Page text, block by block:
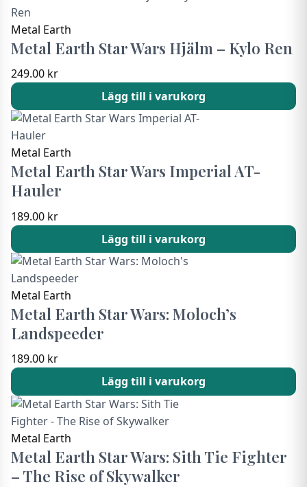
Metal Earth
Metal Earth Star Wars Hjälm – Kylo Ren
249.00 kr
Lägg till i varukorg
Metal Earth
Metal Earth Star Wars Imperial AT-
Hauler
189.00 kr
Lägg till i varukorg
Metal Earth
Metal Earth Star Wars: Moloch’s
Landspeeder
189.00 kr
Lägg till i varukorg
Metal Earth
Metal Earth Star Wars: Sith Tie Fighter
– The Rise of Skywalker